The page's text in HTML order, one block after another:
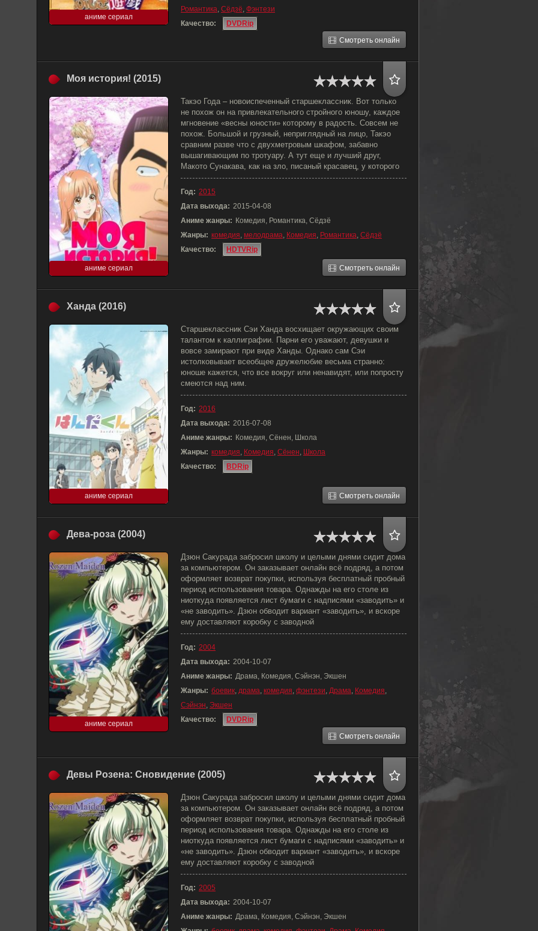
аниме сериал
Романтика, Сёдзё, Фэнтези
Качество:
DVDRip
Смотреть онлайн
Моя история! (2015)
аниме сериал
Такэо Года – новоиспеченный старшеклассник. Вот только
не похож он на привлекательного стройного юношу, каждое
мгновение «весны юности» которому в радость. Совсем не
похож. Большой и грузный, неприглядный на лицо, Такэо
сравним разве что с двухметровым шкафом, забавно
вышагивающим по тротуару. А тут еще и лучший друг,
Макото Сунакава, как на зло, писаный красавец, у которого
Год: 2015
Дата выхода: 2015-04-08
Аниме жанры: Комедия, Романтика, Сёдзё
Жанры: комедия, мелодрама, Комедия, Романтика, Сёдзё
Качество:
HDTVRip
Смотреть онлайн
Ханда (2016)
аниме сериал
Старшеклассник Сэи Ханда восхищает окружающих своим
талантом к каллиграфии. Парни его уважают, девушки и
вовсе замирают при виде Ханды. Однако сам Сэи
истолковывает всеобщее дружелюбие весьма странно:
юноше кажется, что все вокруг или ненавидят, или попросту
смеются над ним.
Год: 2016
Дата выхода: 2016-07-08
Аниме жанры: Комедия, Сёнен, Школа
Жанры: комедия, Комедия, Сёнен, Школа
Качество:
BDRip
Смотреть онлайн
Дева-роза (2004)
аниме сериал
Дзюн Сакурада забросил школу и целыми днями сидит дома
за компьютером. Он заказывает онлайн всё подряд, а потом
оформляет возврат покупки, используя бесплатный пробный
период использования товара. Однажды на его столе из
ниоткуда появляется лист бумаги с надписями «заводить» и
«не заводить». Дзюн обводит вариант «заводить», и вскоре
ему доставляют коробку с заводной
Год: 2004
Дата выхода: 2004-10-07
Аниме жанры: Драма, Комедия, Сэйнэн, Экшен
Жанры: боевик, драма, комедия, фэнтези, Драма, Комедия,
Сэйнэн, Экшен
Качество:
DVDRip
Смотреть онлайн
Девы Розена: Сновидение (2005)
Дзюн Сакурада забросил школу и целыми днями сидит дома
за компьютером. Он заказывает онлайн всё подряд, а потом
оформляет возврат покупки, используя бесплатный пробный
период использования товара. Однажды на его столе из
ниоткуда появляется лист бумаги с надписями «заводить» и
«не заводить». Дзюн обводит вариант «заводить», и вскоре
ему доставляют коробку с заводной
Год: 2005
Дата выхода: 2004-10-07
Аниме жанры: Драма, Комедия, Сэйнэн, Экшен